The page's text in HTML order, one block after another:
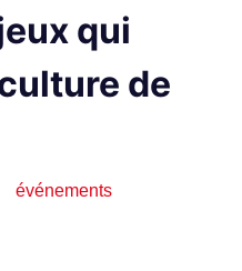
qui
de
événements